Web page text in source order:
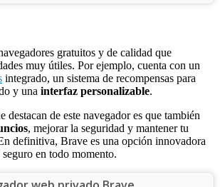
gratuitos y de calidad que
muy útiles. Por ejemplo, cuenta con un
integrado, un sistema de recompensas para
y una interfaz personalizable.
destacan de este navegador es que también
, mejorar la seguridad y mantener tu
definitiva, Brave es una opción innovadora
en todo momento.